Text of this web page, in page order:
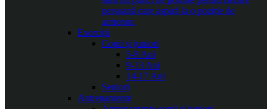
persoană care aspiră la o poziție de
antrenor.
Exerciții
Copii și juniori
5-8 Ani
9-13 Ani
14-17 Ani
Seniori
Antrenamente